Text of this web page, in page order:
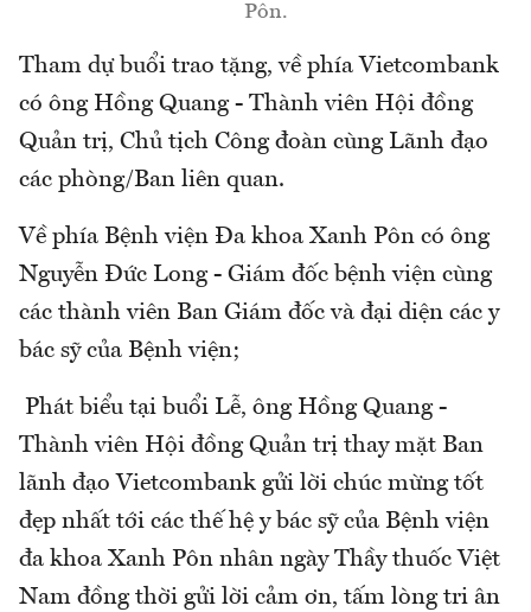
Pôn.
Tham dự buổi trao tặng, về phía Vietcombank
có ông Hồng Quang - Thành viên Hội đồng
Quản trị, Chủ tịch Công đoàn cùng Lãnh đạo
các phòng/Ban liên quan.
Về phía Bệnh viện Đa khoa Xanh Pôn có ông
Nguyễn Đức Long - Giám đốc bệnh viện cùng
các thành viên Ban Giám đốc và đại diện các y
bác sỹ của Bệnh viện;
Phát biểu tại buổi Lễ, ông Hồng Quang -
Thành viên Hội đồng Quản trị thay mặt Ban
lãnh đạo Vietcombank gửi lời chúc mừng tốt
đẹp nhất tới các thế hệ y bác sỹ của Bệnh viện
đa khoa Xanh Pôn nhân ngày Thầy thuốc Việt
Nam đồng thời gửi lời cảm ơn, tấm lòng tri ân